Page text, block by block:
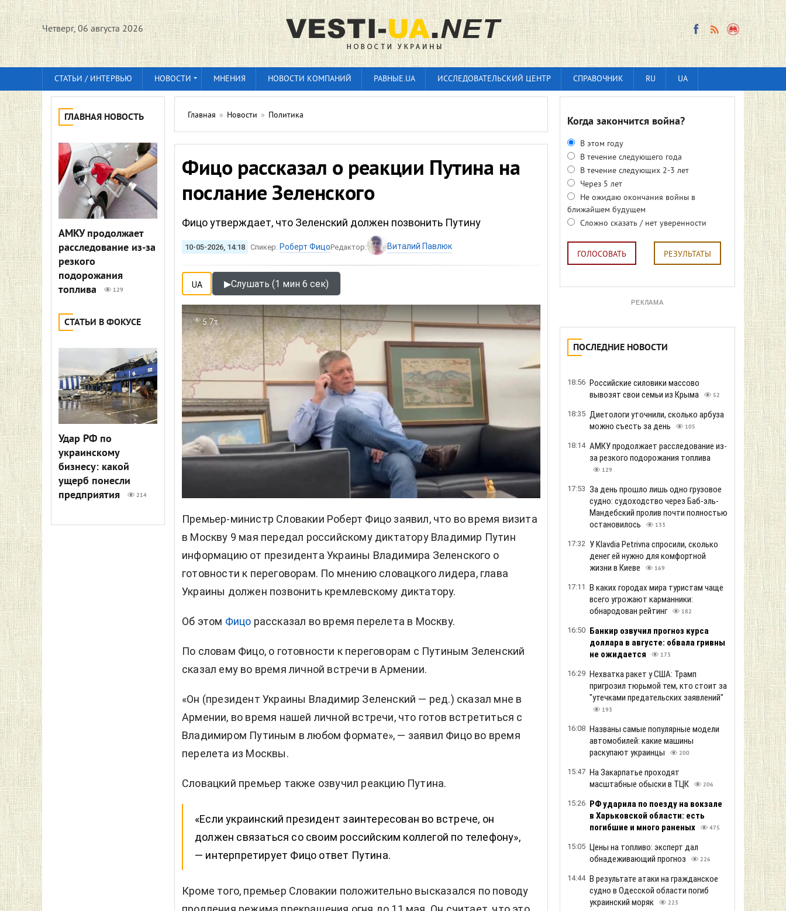
Четверг, 06 августа 2026
СТАТЬИ / ИНТЕРВЬЮ НОВОСТИ МНЕНИЯ НОВОСТИ КОМПАНИЙ РАВНЫЕ.UA ИССЛЕДОВАТЕЛЬСКИЙ ЦЕНТР СПРАВОЧНИК RU UA
ГЛАВНАЯ НОВОСТЬ
АМКУ продолжает
расследование из-за
резкого
подорожания
топлива
129
СТАТЬИ В ФОКУСЕ
Удар РФ по
украинскому
бизнесу: какой
ущерб понесли
предприятия
214
Главная » Новости » Политика
Фицо рассказал о реакции Путина на
послание Зеленского
Фицо утверждает, что Зеленский должен позвонить Путину
10-05-2026, 14:18 Спикер: Роберт ФицоРедактор: Виталий Павлюк
UA ▶Слушать (1 мин 6 сек)
5.7т
Премьер-министр Словакии Роберт Фицо заявил, что во время визита
в Москву 9 мая передал российскому диктатору Владимир Путин
информацию от президента Украины Владимира Зеленского о
готовности к переговорам. По мнению словацкого лидера, глава
Украины должен позвонить кремлевскому диктатору.
Об этом Фицо рассказал во время перелета в Москву.
По словам Фицо, о готовности к переговорам с Путиным Зеленский
сказал ему во время личной встречи в Армении.
«Он (президент Украины Владимир Зеленский — ред.) сказал мне в
Армении, во время нашей личной встречи, что готов встретиться с
Владимиром Путиным в любом формате», — заявил Фицо во время
перелета из Москвы.
Словацкий премьер также озвучил реакцию Путина.
«Если украинский президент заинтересован во встрече, он
должен связаться со своим российским коллегой по телефону»,
— интерпретирует Фицо ответ Путина.
Кроме того, премьер Словакии положительно высказался по поводу
Когда закончится война?
В этом году
В течение следующего года
В течение следующих 2-3 лет
Через 5 лет
Не ожидаю окончания войны в
ближайшем будущем
Сложно сказать / нет уверенности
ГОЛОСОВАТЬ РЕЗУЛЬТАТЫ
РЕКЛАМА
ПОСЛЕДНИЕ НОВОСТИ
18:56 Российские силовики массово
вывозят свои семьи из Крыма
52
18:35 Диетологи уточнили, сколько арбуза
можно съесть за день
105
18:14 АМКУ продолжает расследование из-
за резкого подорожания топлива
129
17:53 За день прошло лишь одно грузовое
судно: судоходство через Баб-эль-
Мандебский пролив почти полностью
остановилось
133
17:32 У Klavdia Petrivna спросили, сколько
денег ей нужно для комфортной
жизни в Киеве
169
17:11 В каких городах мира туристам чаще
всего угрожают карманники:
обнародован рейтинг
182
16:50 Банкир озвучил прогноз курса
доллара в августе: обвала гривны
не ожидается
173
16:29 Нехватка ракет у США: Трамп
пригрозил тюрьмой тем, кто стоит за
"утечками предательских заявлений"
193
16:08 Названы самые популярные модели
автомобилей: какие машины
раскупают украинцы
200
15:47 На Закарпатье проходят
масштабные обыски в ТЦК
206
15:26 РФ ударила по поезду на вокзале
в Харьковской области: есть
погибшие и много раненых
475
15:05 Цены на топливо: эксперт дал
обнадеживающий прогноз
226
14:44 В результате атаки на гражданское
судно в Одесской области погиб
украинский моряк
223